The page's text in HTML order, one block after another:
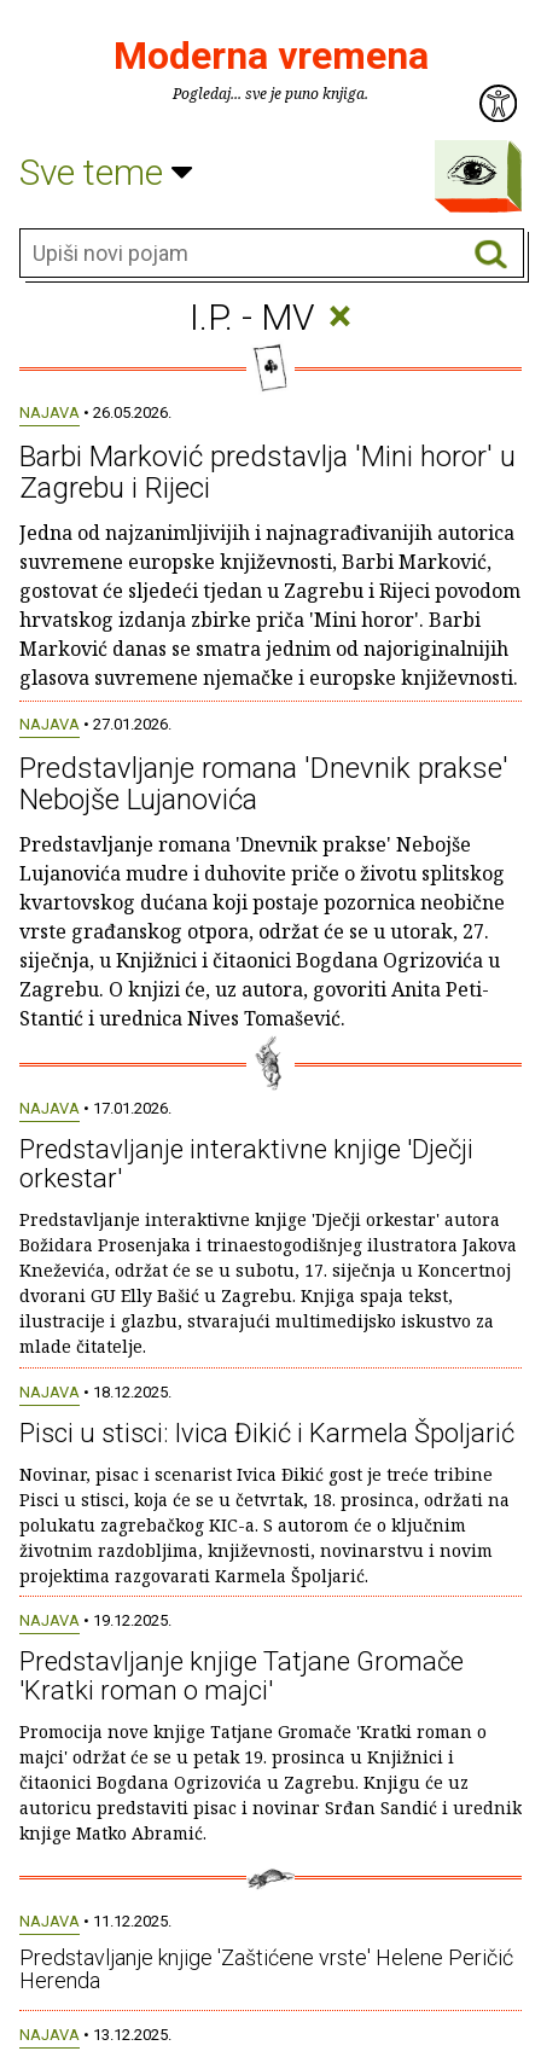
Moderna vremena
Pogledaj... sve je puno knjiga.
Sve teme
I.P. - MV ×
NAJAVA • 26.05.2026.
Barbi Marković predstavlja 'Mini horor' u
Zagrebu i Rijeci
Jedna od najzanimljivijih i najnagrađivanijih autorica
suvremene europske književnosti, Barbi Marković,
gostovat će sljedeći tjedan u Zagrebu i Rijeci povodom
hrvatskog izdanja zbirke priča 'Mini horor'. Barbi
Marković danas se smatra jednim od najoriginalnijih
glasova suvremene njemačke i europske književnosti.
NAJAVA • 27.01.2026.
Predstavljanje romana 'Dnevnik prakse'
Nebojše Lujanovića
Predstavljanje romana 'Dnevnik prakse' Nebojše
Lujanovića mudre i duhovite priče o životu splitskog
kvartovskog dućana koji postaje pozornica neobične
vrste građanskog otpora, održat će se u utorak, 27.
siječnja, u Knjižnici i čitaonici Bogdana Ogrizovića u
Zagrebu. O knjizi će, uz autora, govoriti Anita Peti-
Stantić i urednica Nives Tomašević.
NAJAVA • 17.01.2026.
Predstavljanje interaktivne knjige 'Dječji
orkestar'
Predstavljanje interaktivne knjige 'Dječji orkestar' autora
Božidara Prosenjaka i trinaestogodišnjeg ilustratora Jakova
Kneževića, održat će se u subotu, 17. siječnja u Koncertnoj
dvorani GU Elly Bašić u Zagrebu. Knjiga spaja tekst,
ilustracije i glazbu, stvarajući multimedijsko iskustvo za
mlade čitatelje.
NAJAVA • 18.12.2025.
Pisci u stisci: Ivica Đikić i Karmela Špoljarić
Novinar, pisac i scenarist Ivica Đikić gost je treće tribine
Pisci u stisci, koja će se u četvrtak, 18. prosinca, održati na
polukatu zagrebačkog KIC-a. S autorom će o ključnim
životnim razdobljima, književnosti, novinarstvu i novim
projektima razgovarati Karmela Špoljarić.
NAJAVA • 19.12.2025.
Predstavljanje knjige Tatjane Gromače
'Kratki roman o majci'
Promocija nove knjige Tatjane Gromače 'Kratki roman o
majci' održat će se u petak 19. prosinca u Knjižnici i
čitaonici Bogdana Ogrizovića u Zagrebu. Knjigu će uz
autoricu predstaviti pisac i novinar Srđan Sandić i urednik
knjige Matko Abramić.
NAJAVA • 11.12.2025.
Predstavljanje knjige 'Zaštićene vrste' Helene Peričić
Herenda
NAJAVA • 13.12.2025.